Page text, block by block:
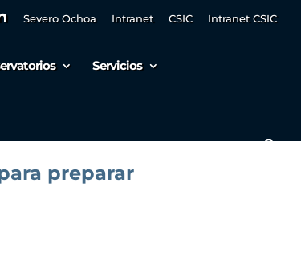
Severo Ochoa Intranet CSIC Intranet CSIC
Servicios
preparar